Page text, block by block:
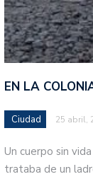
EN LA
Ciudad 25 abril,
Un cuerpo sin
trataba de un